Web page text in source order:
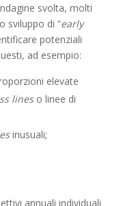
svolta, molti
sviluppo di “early
potenziali
ad esempio:
elevate
lineso linee di
inusuali;
annuali individuali